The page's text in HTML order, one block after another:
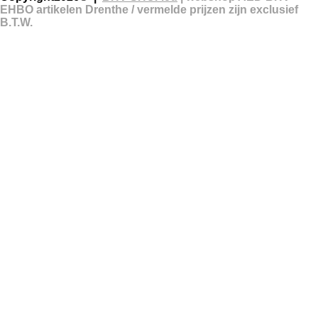
EHBO artikelen Drenthe / vermelde prijzen zijn exclusief
B.T.W.